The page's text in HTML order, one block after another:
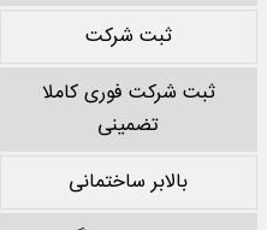
ثبت شرکت
ثبت شرکت فوری کاملا
تضمینی
بالابر ساختمانی